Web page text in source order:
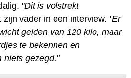
"Dit is volstrekt
zijn vader in een interview. "Er
gelden van 120 kilo, maar
te bekennen en
niets gezegd."